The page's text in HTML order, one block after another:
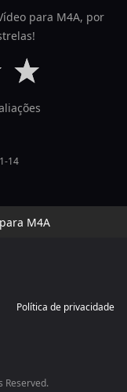
para M4A, por
14
M4A
Política de privacidade
Reserved.